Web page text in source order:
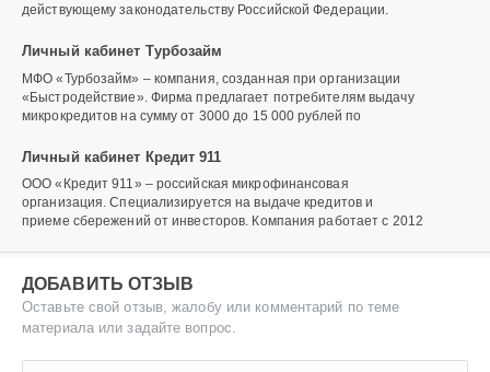
действующему законодательству Российской Федерации.
Личный кабинет Турбозайм
МФО «Турбозайм» – компания, созданная при организации
«Быстродействие». Фирма предлагает потребителям выдачу
микрокредитов на сумму от 3000 до 15 000 рублей по
Личный кабинет Кредит 911
ООО «Кредит 911» – российская микрофинансовая
организация. Специализируется на выдаче кредитов и
приеме сбережений от инвесторов. Компания работает с 2012
ДОБАВИТЬ ОТЗЫВ
Оставьте свой отзыв, жалобу или комментарий по теме
материала или задайте вопрос.